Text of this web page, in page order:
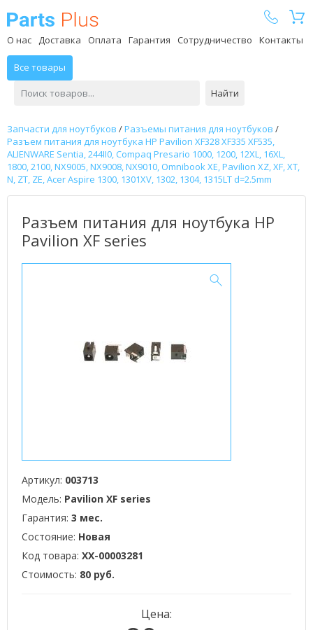
О нас Доставка Оплата Гарантия Сотрудничество Контакты
Все товары
Найти
Запчасти для ноутбуков /Разъемы питания для ноутбуков /
Разъем питания для ноутбука HP Pavilion XF328 XF335 XF535,
ALIENWARE Sentia, 244II0, Compaq Presario 1000, 1200, 12XL, 16XL,
1800, 2100, NX9005, NX9008, NX9010, Omnibook XE, Pavilion XZ, XF, XT,
N, ZT, ZE, Acer Aspire 1300, 1301XV, 1302, 1304, 1315LT d=2.5mm
Разъем питания для ноутбука HP
Pavilion XF series
Артикул: 003713
Модель: Pavilion XF series
Гарантия: 3 мес.
Состояние: Новая
Код товара: XX-00003281
Стоимость: 80 руб.
Цена: